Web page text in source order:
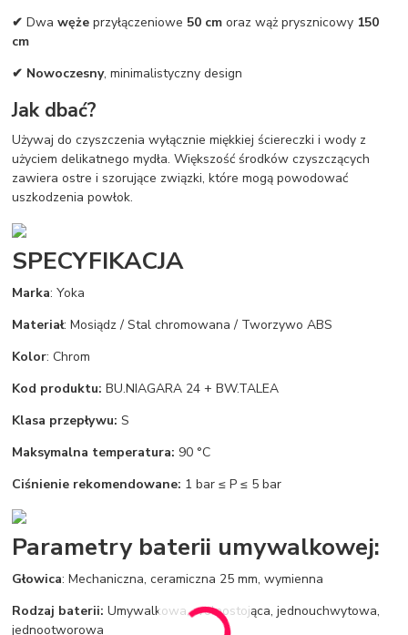
✔Dwawęże przyłączeniowe 50 cm oraz wąż prysznicowy 150
cm
✔ Nowoczesny, minimalistyczny design
Jak dbać?
Używaj do czyszczenia wyłącznie miękkiej ściereczki i wody z
użyciem delikatnego mydła. Większość środków czyszczących
zawiera ostre i szorujące związki, które mogą powodować
uszkodzenia powłok.
SPECYFIKACJA
Marka: Yoka
Materiał: Mosiądz / Stal chromowana / Tworzywo ABS
Kolor: Chrom
Kod produktu: BU.NIAGARA 24 + BW.TALEA
Klasa przepływu:S
Maksymalna temperatura: 90 °C
Ciśnienie rekomendowane: 1 bar ≤ P ≤ 5 bar
Parametry baterii umywalkowej:
Głowica: Mechaniczna, ceramiczna 25 mm, wymienna
Rodzaj baterii:Umywalkowa, wolnostojąca, jednouchwytowa,
jednootworowa